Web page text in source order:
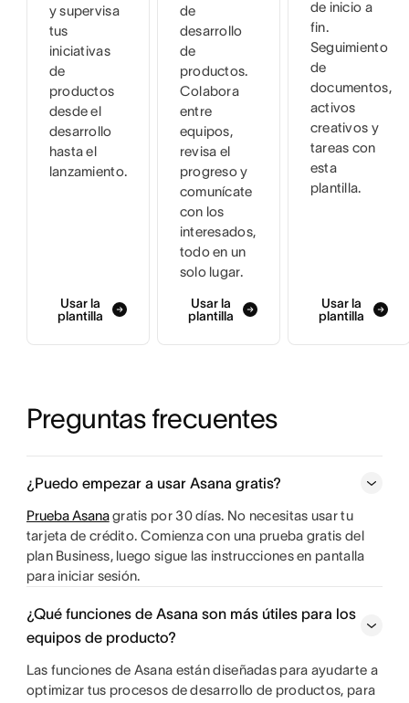
y supervisa
tus
iniciativas
de
productos
desde el
desarrollo
hasta el
lanzamiento.
Usar la
plantilla
de
desarrollo
de
productos.
Colabora
entre
equipos,
revisa el
progreso y
comunícate
con los
interesados,
todo en un
solo lugar.
Usar la
plantilla
de inicio a
fin.
Seguimiento
de
documentos,
activos
creativos y
tareas con
esta
plantilla.
Usar la
plantilla
Preguntas frecuentes
¿Puedo empezar a usar Asana gratis?
Prueba Asanagratis por 30 días. No necesitas usar tu
tarjeta de crédito. Comienza con una prueba gratis del
plan Business, luego sigue las instrucciones en pantalla
para iniciar sesión.
¿Qué funciones de Asana son más útiles para los
equipos de producto?
Las funciones de Asana están diseñadas para ayudarte a
optimizar tus procesos de desarrollo de productos, para